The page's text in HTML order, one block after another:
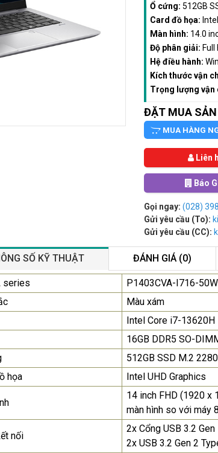
Ổ cứng: 512GB
Card đồ họa:
Màn hình: 14.0
Độ phân giải: Full
Hệ điều hành:
Kích thước vận
Trọng lượng vận
ĐẶT MUA
MUA HÀNG
Liên
Báo
Gọi ngay: (028)
Gửi yêu cầu (To):
Gửi yêu cầu (CC):
Màn Hình Quảng
SAMSUNG
để nhận
nhất
Màn Hình Máy
D19-10 18.5"...
2.150.000₫
Màn Hình
SAMSUNG
Liên hệ
SỐ KỸ THUẬT ĐÁNH GIÁ (0)
series
P1403CVA-I716-50W
Màu xám
Intel Core i7-
16GB DDR5 SO-
512GB SSD M.2
họa
Intel UHD Graphics
14 inch FHD (1920 x
màn hình so với máy
nối
2x Cổng USB 3.2
2x USB 3.2 Gen 2